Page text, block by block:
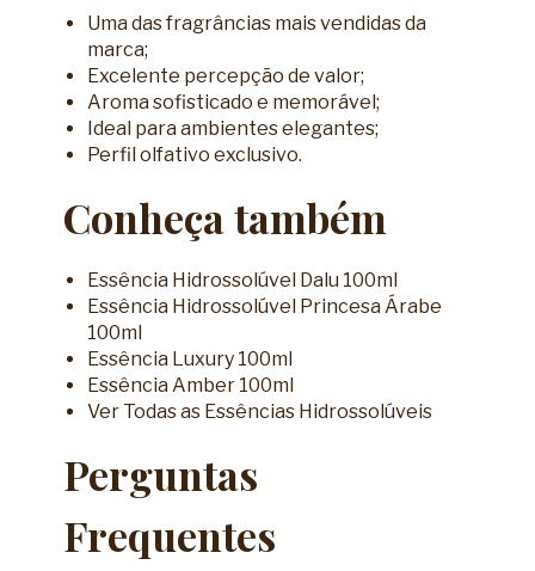
Uma das fragrâncias mais vendidas da
marca;
Excelente percepção de valor;
Aroma sofisticado e memorável;
Ideal para ambientes elegantes;
Perfil olfativo exclusivo.
Conheça também
Essência Hidrossolúvel Dalu 100ml
Essência Hidrossolúvel Princesa Árabe
100ml
Essência Luxury 100ml
Essência Amber 100ml
Ver Todas as Essências Hidrossolúveis
Perguntas
Frequentes